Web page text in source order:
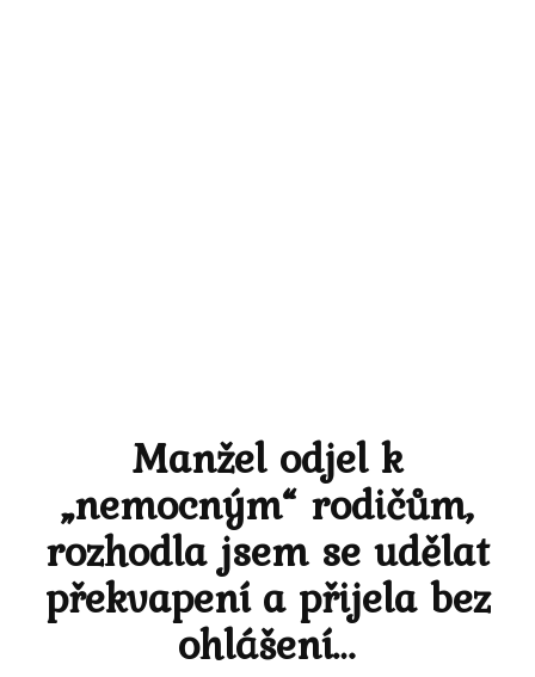
Manžel odjel k
„nemocným“ rodičům,
rozhodla jsem se udělat
překvapení a přijela bez
ohlášení…